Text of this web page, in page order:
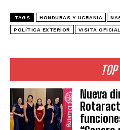
Nueva
TAGS HONDURAS Y UCRANIA
POLÍTICA EXTERIOR VISITA OFICIAL